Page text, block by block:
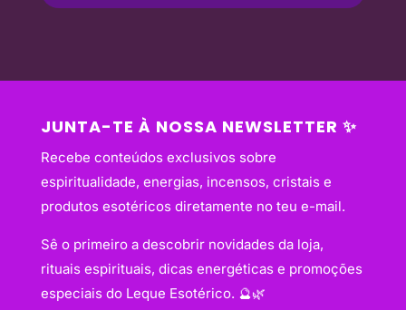
JUNTA-TE À NOSSA NEWSLETTER ✨
Recebe conteúdos exclusivos sobre
espiritualidade, energias, incensos, cristais e
produtos esotéricos diretamente no teu e-mail.
Sê o primeiro a descobrir novidades da loja,
rituais espirituais, dicas energéticas e promoções
especiais do Leque Esotérico. 🔮🌿